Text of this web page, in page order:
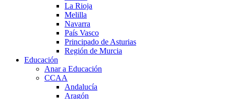
La Rioja
Melilla
Navarra
País Vasco
Principado de Asturias
Región de Murcia
Educación
Anar a Educación
CCAA
Andalucía
Aragón